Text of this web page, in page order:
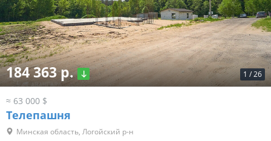
1 /26
184 363 р.
≈ 63 000 $
Телепашня
Минская область, Логойский р-н